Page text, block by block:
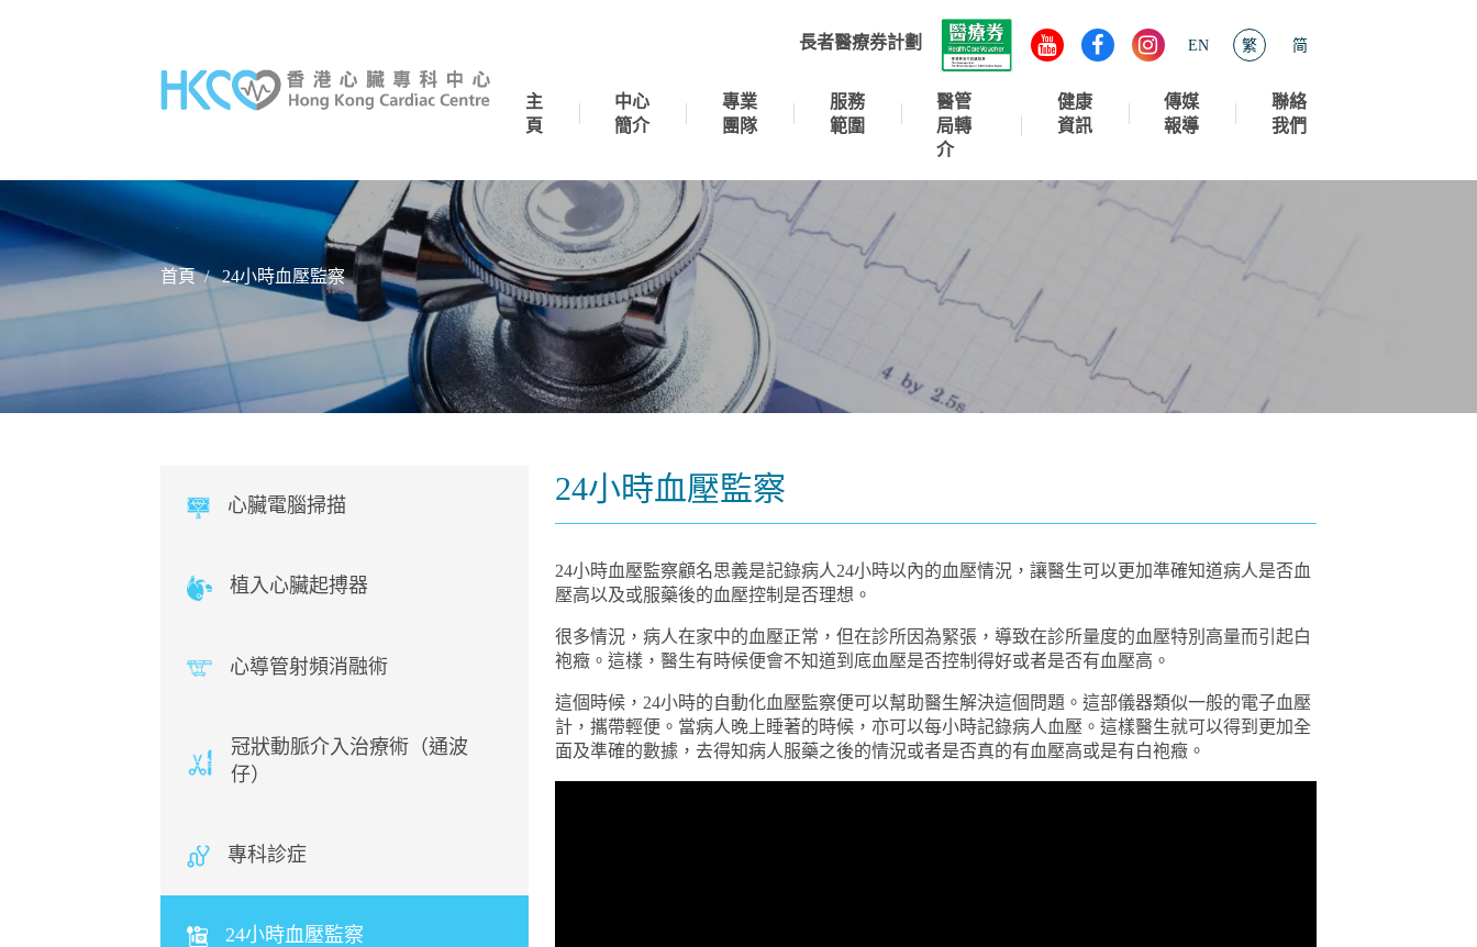
長者醫療券計劃 EN 繁 简
主
頁
中心
簡介
專業
團隊
服務
範圍
醫管
局轉
介
健康
資訊
傳媒
報導
聯絡
我們
首頁 / 24小時血壓監察
心臟電腦掃描
植入心臟起搏器
心導管射頻消融術
冠狀動脈介入治療術（通波
仔）
專科診症
24小時血壓監察
24小時血壓監察
24小時血壓監察顧名思義是記錄病人24小時以內的血壓情況，讓醫生可以更加準確知道病人是否血
壓高以及或服藥後的血壓控制是否理想。
很多情況，病人在家中的血壓正常，但在診所因為緊張，導致在診所量度的血壓特別高量而引起白
袍癥。這樣，醫生有時候便會不知道到底血壓是否控制得好或者是否有血壓高。
這個時候，24小時的自動化血壓監察便可以幫助醫生解決這個問題。這部儀器類似一般的電子血壓
計，攜帶輕便。當病人晚上睡著的時候，亦可以每小時記錄病人血壓。這樣醫生就可以得到更加全
面及準確的數據，去得知病人服藥之後的情況或者是否真的有血壓高或是有白袍癥。